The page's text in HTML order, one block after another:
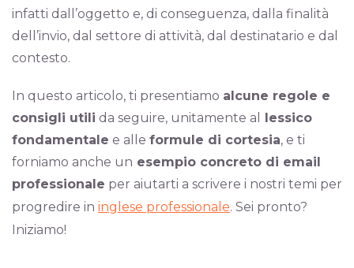
infatti dall’oggetto e, di conseguenza, dalla finalità
dell’invio, dal settore di attività, dal destinatario e dal
contesto.
In questo articolo, ti presentiamo alcune regole e
consigli utili da seguire, unitamente al
lessico
fondamentale e alle formule di cortesia, e ti
forniamo anche un esempio concreto di email
professionale per aiutarti a scrivere i nostri temi per
progredire in inglese professionale. Sei pronto?
Iniziamo!